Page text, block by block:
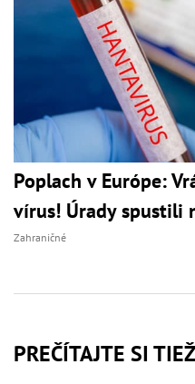
Poplach v Európe:
vírus! Úrady spustili
Zahraničné
PREČÍTAJTE SI TIEŽ